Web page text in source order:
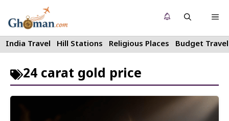
to
content
India Travel Hill Stations Religious Places Budget Travel
24 carat gold price